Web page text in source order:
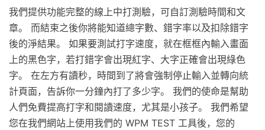
我們提供功能完整的線上中打測驗，可自訂測驗時間和文
章。 而結束之後你將能知道總字數、錯字率以及扣除錯字
後的淨結果。 如果要測試打字速度，就在框框內輸入畫面
上的黑色字，若打錯字會出現紅字、大字正確會出現綠色
字。 在左方有讀秒，時間到了將會強制停止輸入並轉向統
計頁面，告訴你一分鐘內打了多少字。 我們的使命是幫助
人們免費提高打字和閱讀速度，尤其是小孩子。 我們希望
您在我們網站上使用我們的 WPM TEST 工具後，您的